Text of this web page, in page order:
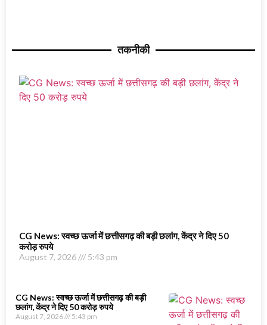
तकनीकी
CG News: स्वच्छ ऊर्जा में छत्तीसगढ़ की बड़ी छलांग, केंद्र ने दिए 50
करोड़ रुपये
August 7, 2026 5:43 pm
CG News: स्वच्छ ऊर्जा में छत्तीसगढ़ की बड़ी
छलांग, केंद्र ने दिए 50 करोड़ रुपये
August 7, 2026 5:43 pm